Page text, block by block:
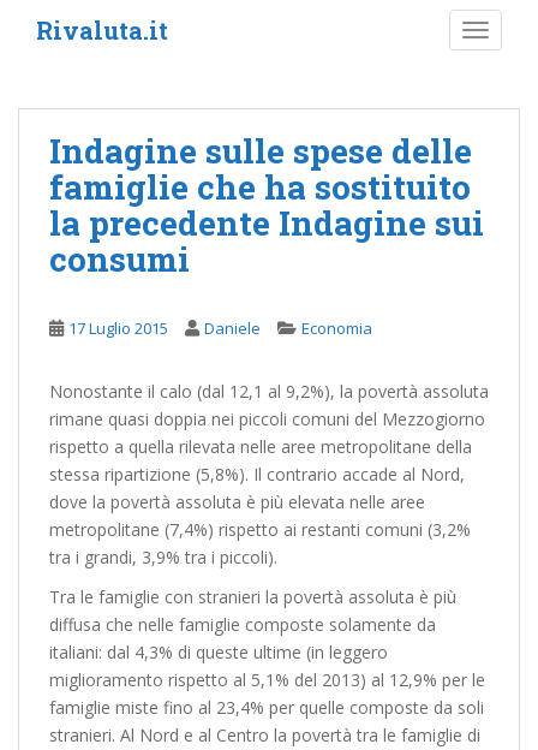
Rivaluta.it
Indagine sulle spese delle
famiglie che ha sostituito
la precedente Indagine sui
consumi
17 Luglio 2015 Daniele Economia
Nonostante il calo (dal 12,1 al 9,2%), la povertà assoluta
rimane quasi doppia nei piccoli comuni del Mezzogiorno
rispetto a quella rilevata nelle aree metropolitane della
stessa ripartizione (5,8%). Il contrario accade al Nord,
dove la povertà assoluta è più elevata nelle aree
metropolitane (7,4%) rispetto ai restanti comuni (3,2%
tra i grandi, 3,9% tra i piccoli).
Tra le famiglie con stranieri la povertà assoluta è più
diffusa che nelle famiglie composte solamente da
italiani: dal 4,3% di queste ultime (in leggero
miglioramento rispetto al 5,1% del 2013) al 12,9% per le
famiglie miste fino al 23,4% per quelle composte da soli
stranieri. Al Nord e al Centro la povertà tra le famiglie di